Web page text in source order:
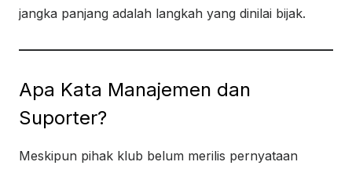
jangka panjang adalah langkah yang dinilai bijak.
Apa Kata Manajemen dan
Suporter?
Meskipun pihak klub belum merilis pernyataan